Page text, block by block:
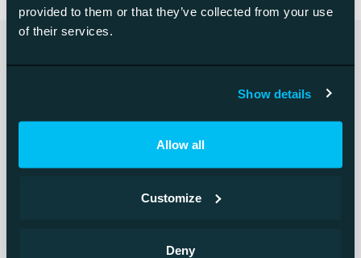
provided to them or that they’ve collected from your use
of their services.
Show details
Allow all
Customize
Deny